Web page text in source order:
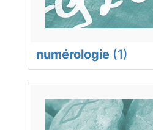
numérologie (1)